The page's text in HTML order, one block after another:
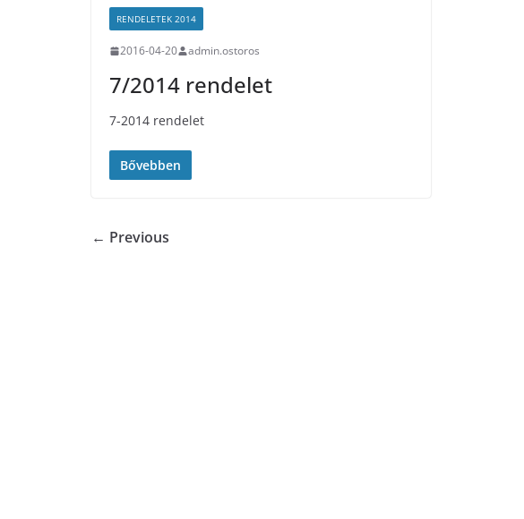
RENDELETEK 2014
2016-04-20 admin.ostoros
7/2014 rendelet
7-2014 rendelet
Bővebben
← Previous